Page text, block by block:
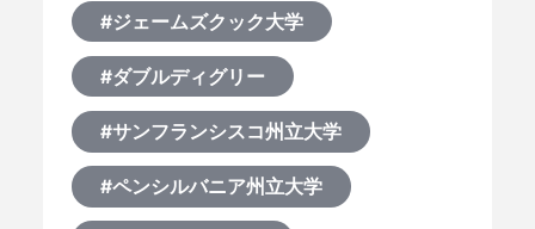
#ジェームズクック大学
#ダブルディグリー
#サンフランシスコ州立大学
#ペンシルバニア州立大学